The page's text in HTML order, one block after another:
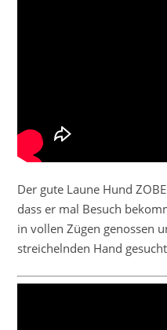
Der gute Laune Hund
dass er mal Besuch
in vollen Zügen genossen
streichelnden Hand